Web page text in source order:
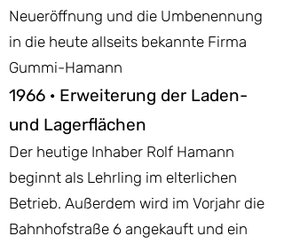
Neueröffnung und die Umbenennung
in die heute allseits bekannte Firma
Gummi-Hamann
1966 · Erweiterung der Laden-
und Lagerflächen
Der heutige Inhaber Rolf Hamann
beginnt als Lehrling im elterlichen
Betrieb. Außerdem wird im Vorjahr die
Bahnhofstraße 6 angekauft und ein